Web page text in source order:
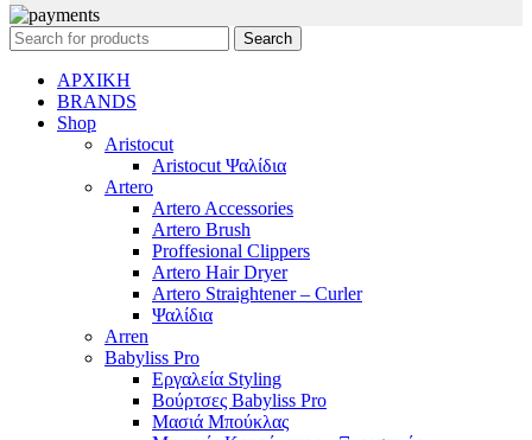
Search
ΑΡΧΙΚΗ
BRANDS
Shop
Aristocut
Aristocut Ψαλίδια
Artero
Artero Accessories
Artero Brush
Proffesional Clippers
Artero Hair Dryer
Artero Straightener – Curler
Ψαλίδια
Arren
Babyliss Pro
Εργαλεία Styling
Βούρτσες Babyliss Pro
Μασιά Μπούκλας